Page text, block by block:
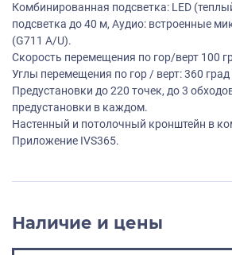
Комбинированная подсветка: LED
подсветка до 40 м, Аудио: встроенные
(G711 A/U).
Скорость перемещения по гор/верт 100
Углы перемещения по гор / верт: 360 град
Предустановки до 220 точек, до 3
предустановки в каждом.
Настенный и потолочный кронштейн в
Приложение IVS365.
Наличие и цены